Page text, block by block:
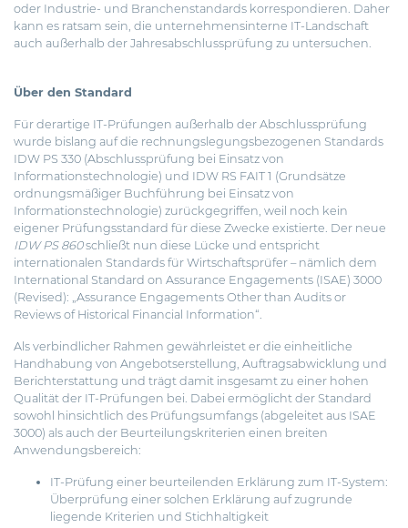
oder Industrie- und Branchenstandards korrespondieren. Daher
kann es ratsam sein, die unternehmensinterne IT-Landschaft
auch außerhalb der Jahresabschlussprüfung zu untersuchen.
Über den Standard
Für derartige IT-Prüfungen außerhalb der Abschlussprüfung
wurde bislang auf die rechnungslegungsbezogenen Standards
IDW PS 330 (Abschlussprüfung bei Einsatz von
Informationstechnologie) und IDW RS FAIT 1 (Grundsätze
ordnungsmäßiger Buchführung bei Einsatz von
Informationstechnologie) zurückgegriffen, weil noch kein
eigener Prüfungsstandard für diese Zwecke existierte. Der neue
IDW PS 860schließt nun diese Lücke und entspricht
internationalen Standards für Wirtschaftsprüfer – nämlich dem
International Standard on Assurance Engagements (ISAE) 3000
(Revised): „Assurance Engagements Other than Audits or
Reviews of Historical Financial Information“.
Als verbindlicher Rahmen gewährleistet er die einheitliche
Handhabung von Angebotserstellung, Auftragsabwicklung und
Berichterstattung und trägt damit insgesamt zu einer hohen
Qualität der IT-Prüfungen bei. Dabei ermöglicht der Standard
sowohl hinsichtlich des Prüfungsumfangs (abgeleitet aus ISAE
3000) als auch der Beurteilungskriterien einen breiten
Anwendungsbereich:
IT-Prüfung einer beurteilenden Erklärung zum IT-System:
Überprüfung einer solchen Erklärung auf zugrunde
liegende Kriterien und Stichhaltigkeit